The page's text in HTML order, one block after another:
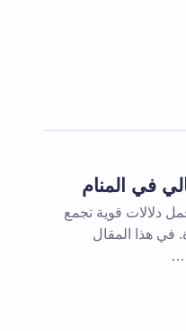
في المنام
دلالات قوية تجمع
في هذا المقال